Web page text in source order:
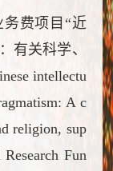
务费项目“近
有关科学、
intellectu
A c
religion, sup
Fun